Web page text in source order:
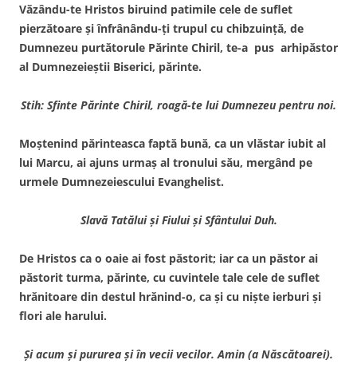
Văzându-te Hristos biruind patimile cele de suflet
pierzătoare şi înfrânându-ţi trupul cu chibzuinţă, de
Dumnezeu purtătorule Părinte Chiril, te-a pus arhipăstor
al Dumnezeieştii Biserici, părinte.
Stih: Sfinte Părinte Chiril, roagă-te lui Dumnezeu pentru noi.
Moştenind părinteasca faptă bună, ca un vlăstar iubit al
lui Marcu, ai ajuns urmaş al tronului său, mergând pe
urmele Dumnezeiescului Evanghelist.
Slavă Tatălui şi Fiului şi Sfântului Duh.
De Hristos ca o oaie ai fost păstorit; iar ca un păstor ai
păstorit turma, părinte, cu cuvintele tale cele de suflet
hrănitoare din destul hrănind-o, ca şi cu nişte ierburi şi
flori ale harului.
Şi acum şi pururea şi în vecii vecilor. Amin (a Născătoarei).